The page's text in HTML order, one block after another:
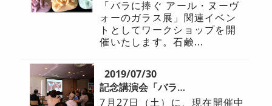
「バラに捧ぐ アール・ヌーヴ
ォーのガラス展」関連イベン
トとしてワークショップを開
催いたします。石鹸...
2019/07/30
記念講演会「バラに捧ぐ」が開催されました
7月27日（土）に、現在開催中